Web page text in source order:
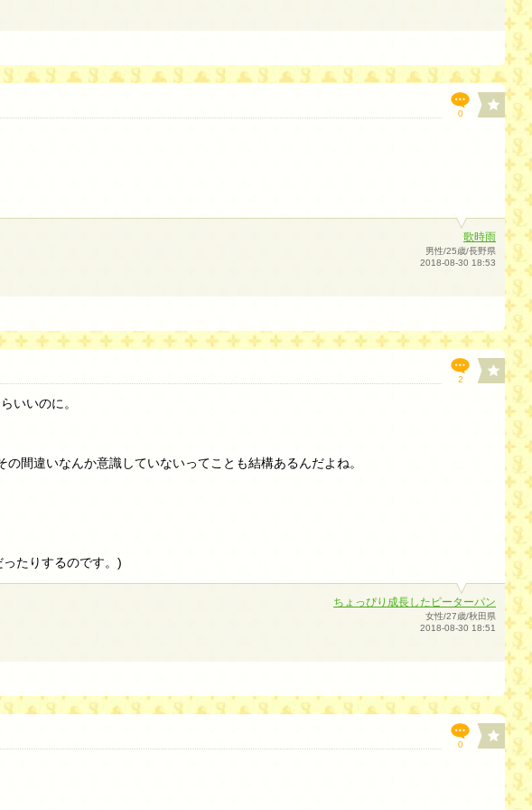
0
歌時雨
男性/25歳/長野県
2018-08-30 18:53
2
いいのに。
間違いなんか意識していないってことも結構あるんだよね。
たりするのです。)
ちょっぴり成長したピーターパン
女性/27歳/秋田県
2018-08-30 18:51
0